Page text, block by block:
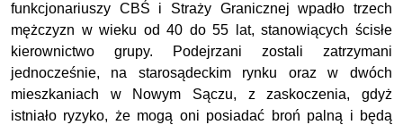
funkcjonariuszy CBŚ i Straży Granicznej wpadło trzech
mężczyzn w wieku od 40 do 55 lat, stanowiących ścisłe
kierownictwo grupy. Podejrzani zostali zatrzymani
jednocześnie, na starosądeckim rynku oraz w dwóch
mieszkaniach w Nowym Sączu, z zaskoczenia, gdyż
istniało ryzyko, że mogą oni posiadać broń palną i będą